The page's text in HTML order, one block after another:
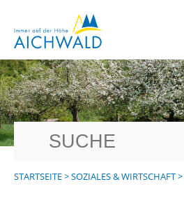
STARTSEITE>SOZIALES & WIRTSCHAFT>